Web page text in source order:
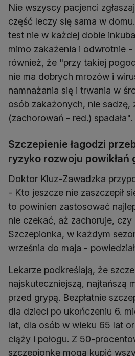
Nie wszyscy pacjenci
część leczy się sama w
test nie w każdej dobie
mimo zakażenia i odwrotnie -
również, że "przy takiej
nie ma dobrych mrozów i
namnażania się i trwania w
osób zakażonych, nie sadzę,
(zachorowań - red.) spadała".
Szczepienie łagodzi
ryzyko rozwoju powikłań
Doktor Kluz-Zawadzka
- Kto jeszcze nie zaszczepił
to powinien zastosować
nie czekać, aż zachoruje, czy
Szczepionka, w każdym
września do maja -
Lekarze podkreślają, że
najskuteczniejszą, najtańszą
przed grypą. Bezpłatnie
dla dzieci po ukończeniu 6.
lat, dla osób w wieku 65 lat
ciąży i połogu. Z 50-
szczepionkę mogą kupić